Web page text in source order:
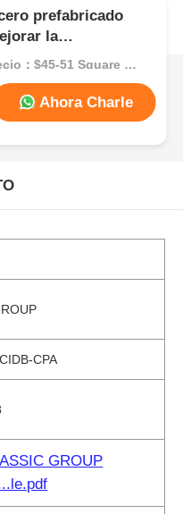
prefabricado
la
Precio：$45-51 Square Meters
Ahora Charle
CPA
GROUP